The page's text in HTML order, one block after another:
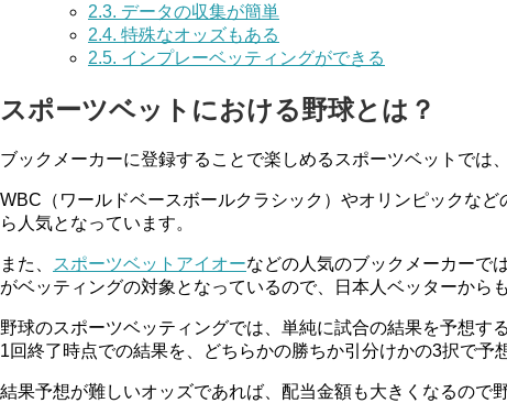
2.3. データの収集が簡単
2.4. 特殊なオッズもある
2.5. インプレーベッティングができる
スポーツベットにおける野球とは？
ブックメーカーに登録することで楽しめるスポーツベットでは
WBC（ワールドベースボールクラシック）やオリンピックな
ら人気となっています。
また、 スポーツベットアイオーなどの人気のブックメーカーで
がベッティングの対象となっているので、日本人ベッターから
野球のスポーツベッティングでは、単純に試合の結果を予想す
1回終了時点での結果を、どちらかの勝ちか引分けかの3択で予
結果予想が難しいオッズであれば、配当金額も大きくなるので